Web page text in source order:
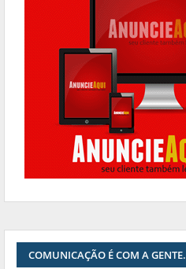
COMUNICAÇÃO É COM A GENTE.